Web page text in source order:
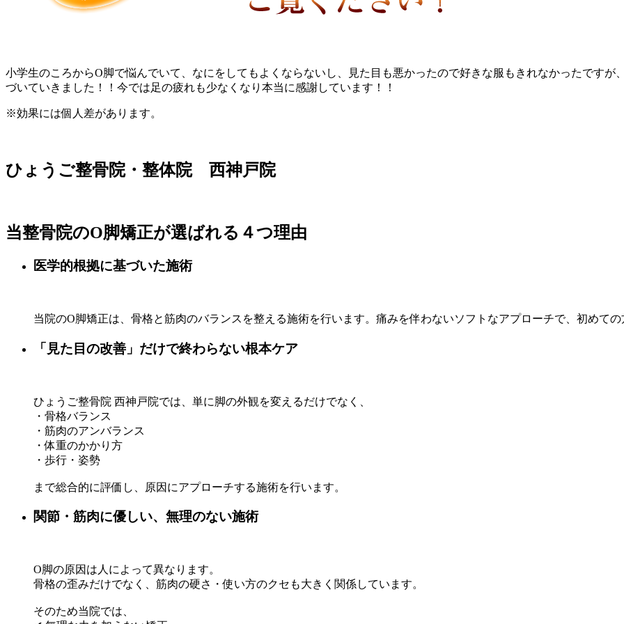
小学生のころからO脚で悩んでいて、なにをしてもよくならないし、見た目も悪かったので好きな服もきれなかったです
づいていきました！！今では足の疲れも少なくなり本当に感謝しています！！
※効果には個人差があります。
ひょうご整骨院・整体院 西神戸院
当整骨院のO脚矯正が選ばれる４つ理由
医学的根拠に基づいた施術
当院のO脚矯正は、骨格と筋肉のバランスを整える施術を行います。痛みを伴わないソフトなアプローチで、初めての
「見た目の改善」だけで終わらない根本ケア
ひょうご整骨院 西神戸院では、単に脚の外観を変えるだけでなく、
・骨格バランス
・筋肉のアンバランス
・体重のかかり方
・歩行・姿勢
まで総合的に評価し、原因にアプローチする施術を行います。
関節・筋肉に優しい、無理のない施術
O脚の原因は人によって異なります。
骨格の歪みだけでなく、筋肉の硬さ・使い方のクセも大きく関係しています。
そのため当院では、